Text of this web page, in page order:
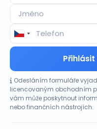
Odesláním formuláře
licencovaným obchodním
vám může poskytnout
nebo finančních nástrojích.
CO HÝBE TRHEM
Akcie Doximity se
uzavřely o 33 % výše